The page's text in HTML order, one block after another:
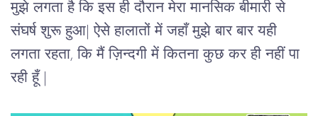
मुझे लगता है कि इस ही दौरान मेरा मानसिक बीमारी से
संघर्ष शुरू हुआ ऐसे हालातों में जहाँ मुझे बार बार यही
लगता रहता, कि मैं ज़िन्दगी में कितना कुछ कर ही नहीं पा
रही हूँ